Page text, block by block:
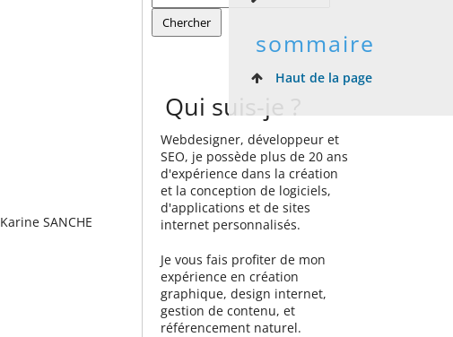
sommaire
Haut de la page
Karine SANCHE
Qui suis-je ?
Webdesigner, développeur et
SEO, je possède plus de 20 ans
d'expérience dans la création
et la conception de logiciels,
d'applications et de sites
internet personnalisés.
Je vous fais profiter de mon
expérience en création
graphique, design internet,
gestion de contenu, et
référencement naturel.